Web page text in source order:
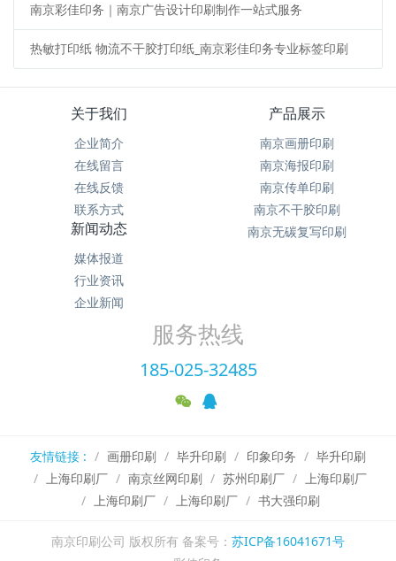
南京彩佳印务｜南京广告设计印刷制作一站式服务
热敏打印纸 物流不干胶打印纸_南京彩佳印务专业标签印刷
关于我们
企业简介
在线留言
在线反馈
联系方式
产品展示
南京画册印刷
南京海报印刷
南京传单印刷
南京不干胶印刷
南京无碳复写印刷
新闻动态
媒体报道
行业资讯
企业新闻
服务热线
185-025-32485
友情链接 : 画册印刷 毕升印刷 印象印务
毕升印刷
上海印刷厂
南京丝网印刷 苏州印刷厂
上海印刷厂
上海印刷厂
上海印刷厂 书大强印刷
南京印刷公司 版权所有 备案号： 苏ICP备16041671号